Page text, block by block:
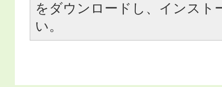
をダウンロードし、インスト
い。